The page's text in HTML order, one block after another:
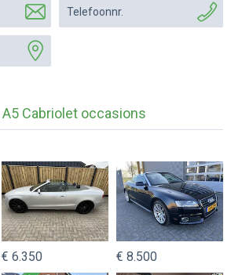
Telefoonnr.
Cabriolet occasions
€ 6.350 € 8.500